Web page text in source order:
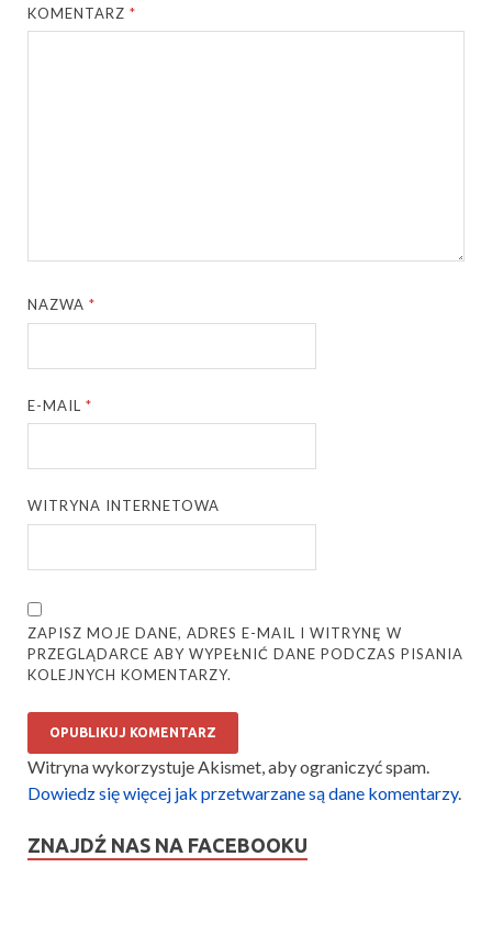
KOMENTARZ*
NAZWA*
E-MAIL*
WITRYNA INTERNETOWA
ZAPISZ MOJE DANE, ADRES E-MAIL I WITRYNĘ W
PRZEGLĄDARCE ABY WYPEŁNIĆ DANE PODCZAS PISANIA
KOLEJNYCH KOMENTARZY.
Witryna wykorzystuje Akismet, aby ograniczyć spam.
Dowiedz się więcej jak przetwarzane są dane komentarzy.
ZNAJDŹ NAS NA FACEBOOKU